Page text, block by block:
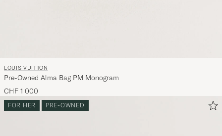
LOUIS VUITTON
Pre-Owned Alma Bag PM Monogram
CHF 1 000
FOR HER PRE-OWNED